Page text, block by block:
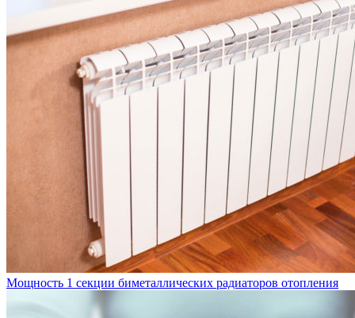
Мощность 1 секции биметаллических радиаторов отопления